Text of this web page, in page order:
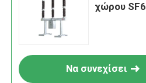
χώρου SF6
Να συνεχίσει